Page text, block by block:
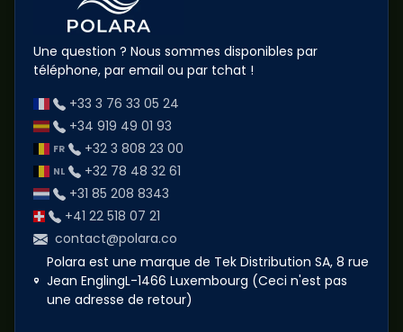
Une question ? Nous sommes disponibles par
téléphone, par email ou par tchat !
+33 3 76 33 05 24
+34 919 49 01 93
+32 3 808 23 00
+32 78 48 32 61
+31 85 208 8343
+41 22 518 07 21
contact@polara.co
Polara est une marque de Tek Distribution SA, 8 rue
Jean EnglingL-1466 Luxembourg (Ceci n'est pas
une adresse de retour)